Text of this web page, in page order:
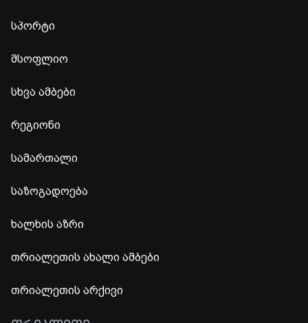
სპორტი
მსოფლიო
სხვა ამბები
რეგიონი
სამართალი
საზოგადოება
ხალხის აზრი
თრიალეთის ახალი ამბები
თრიალეთის არქივი